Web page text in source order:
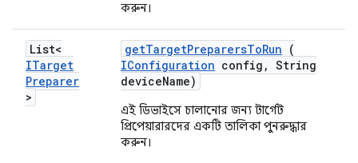
করুন।
List<
ITarget
Preparer
>
getTargetPreparersToRun (
IConfiguration config , String
deviceName)
এই ডিভাইসে চালানোর জন্য টার্গেট
প্রিপেয়ারারদের একটি তালিকা পুনরুদ্ধার
করুন।